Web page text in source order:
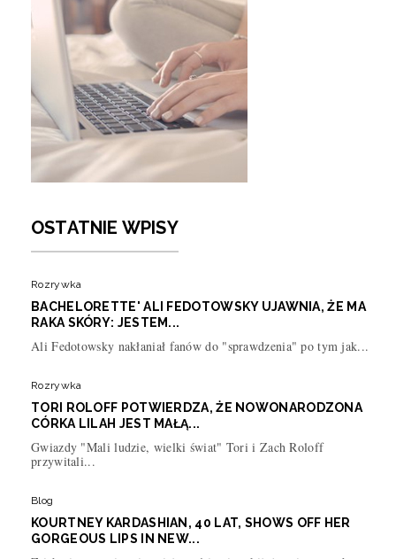
OSTATNIE WPISY
Rozrywka
BACHELORETTE' ALI FEDOTOWSKY UJAWNIA, ŻE MA
RAKA SKÓRY: JESTEM...
Ali Fedotowsky nakłaniał fanów do "sprawdzenia" po tym jak...
Rozrywka
TORI ROLOFF POTWIERDZA, ŻE NOWONARODZONA
CÓRKA LILAH JEST MAŁĄ...
Gwiazdy "Mali ludzie, wielki świat" Tori i Zach Roloff
przywitali...
Blog
KOURTNEY KARDASHIAN, 40 LAT, SHOWS OFF HER
GORGEOUS LIPS IN NEW...